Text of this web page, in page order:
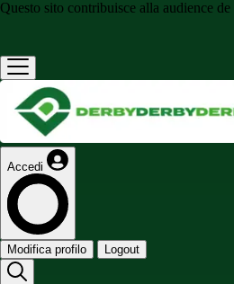
Questo sito contribuisce alla audience de
Accedi
Modifica profilo Logout